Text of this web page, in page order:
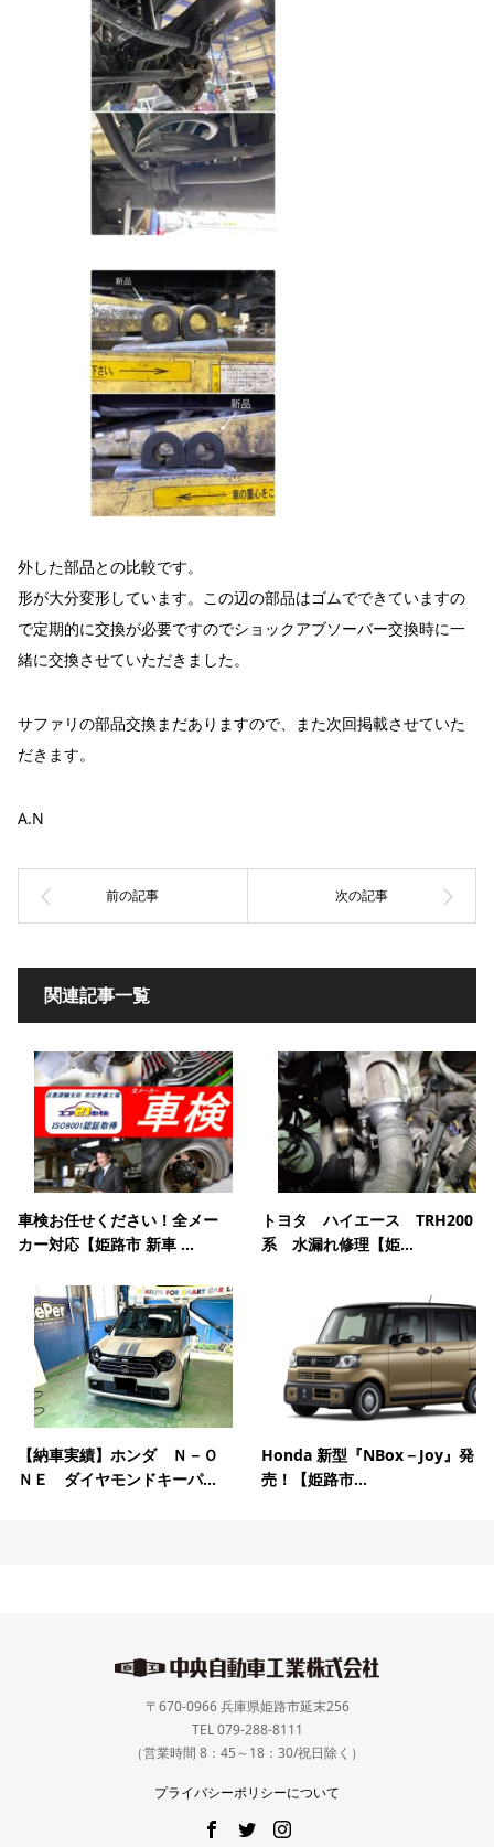
外した部品との比較です。
形が大分変形しています。この辺の部品はゴムでできていますの
で定期的に交換が必要ですのでショックアブソーバー交換時に一
緒に交換させていただきました。
サファリの部品交換まだありますので、また次回掲載させていた
だきます。
A.N
関連記事一覧
車検お任せください！全メー
カー対応【姫路市 新車 ...
トヨタ ハイエース TRH200
系 水漏れ修理【姫...
【納車実績】ホンダ Ｎ－Ｏ
ＮＥ ダイヤモンドキーパ...
Honda 新型『NBox－Joy』発
売！【姫路市...
〒670-0966 兵庫県姫路市延末256
TEL 079-288-8111
（営業時間 8：45～18：30/祝日除く）
プライバシーポリシーについて